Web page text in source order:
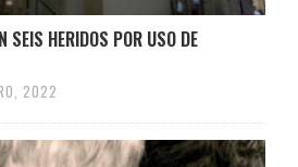
SEIS HERIDOS POR USO DE
2022